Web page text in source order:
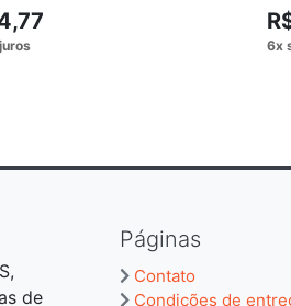
Páginas
Contato
Condições de
de